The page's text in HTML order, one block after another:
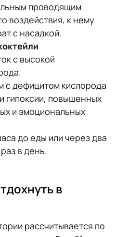
проводящим
воздействия, к нему
с насадкой.
с высокой
с дефицитом кислорода
гипоксии, повышенных
и эмоциональных
до еды или через два
в день.
в
рассчитывается по